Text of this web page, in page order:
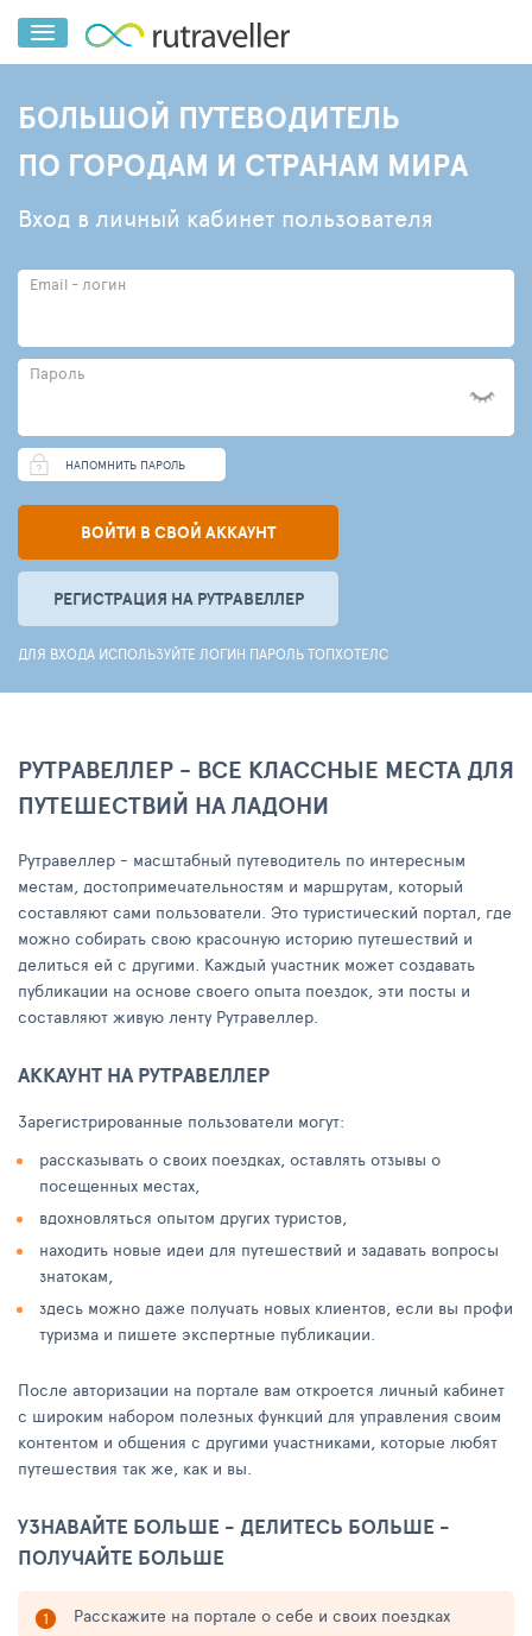
БОЛЬШОЙ ПУТЕВОДИТЕЛЬ
ПО ГОРОДАМ И СТРАНАМ МИРА
Вход в личный кабинет пользователя
Email - логин
Пароль
НАПОМНИТЬ ПАРОЛЬ
ВОЙТИ В СВОЙ АККАУНТ
РЕГИСТРАЦИЯ НА РУТРАВЕЛЛЕР
ДЛЯ ВХОДА ИСПОЛЬЗУЙТЕ ЛОГИН ПАРОЛЬ ТОПХОТЕЛС
РУТРАВЕЛЛЕР - ВСЕ КЛАССНЫЕ МЕСТА ДЛЯ
ПУТЕШЕСТВИЙ НА ЛАДОНИ
Рутравеллер - масштабный путеводитель по интересным
местам, достопримечательностям и маршрутам, который
составляют сами пользователи. Это туристический портал, где
можно собирать свою красочную историю путешествий и
делиться ей с другими. Каждый участник может создавать
публикации на основе своего опыта поездок, эти посты и
составляют живую ленту Рутравеллер.
АККАУНТ НА РУТРАВЕЛЛЕР
Зарегистрированные пользователи могут:
рассказывать о своих поездках, оставлять отзывы о
посещенных местах,
вдохновляться опытом других туристов,
находить новые идеи для путешествий и задавать вопросы
знатокам,
здесь можно даже получать новых клиентов, если вы профи
туризма и пишете экспертные публикации.
После авторизации на портале вам откроется личный кабинет
с широким набором полезных функций для управления своим
контентом и общения с другими участниками, которые любят
путешествия так же, как и вы.
УЗНАВАЙТЕ БОЛЬШЕ - ДЕЛИТЕСЬ БОЛЬШЕ -
ПОЛУЧАЙТЕ БОЛЬШЕ
Расскажите на портале о себе и своих поездках